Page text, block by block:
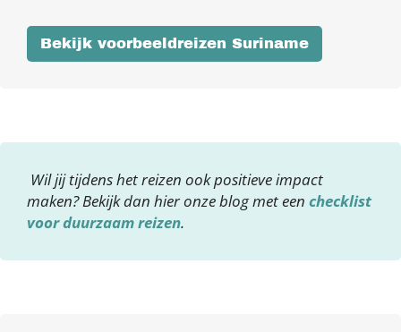
Bekijk voorbeeldreizen Suriname
Wil jij tijdens het reizen ook positieve impact
maken? Bekijk dan hier onze blog met een checklist
voor duurzaam reizen.